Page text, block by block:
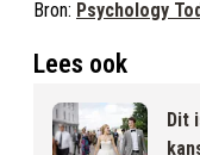
Bron: Psychology
Lees ook
Dit